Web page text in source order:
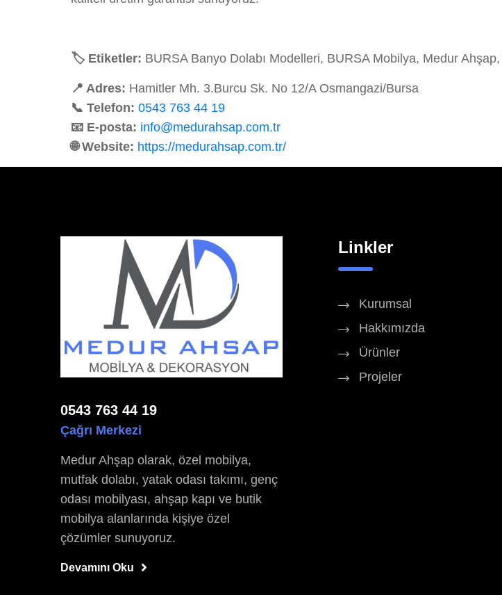
🏷️ Etiketler: BURSA Banyo Dolabı Modelleri, BURSA Mobilya, Medur
📍 Adres: Hamitler Mh. 3.Burcu Sk. No 12/A Osmangazi/Bursa
📞 Telefon: 0543 763 44 19
📧 E-posta: info@medurahsap.com.tr
🌐 Website: https://medurahsap.com.tr/
0543 763 44 19
Çağrı Merkezi
Medur Ahşap olarak, özel mobilya,
mutfak dolabı, yatak odası takımı, genç
odası mobilyası, ahşap kapı ve butik
mobilya alanlarında kişiye özel
çözümler sunuyoruz.
Devamını Oku
Linkler
Kurumsal
Hakkımızda
Ürünler
Projeler